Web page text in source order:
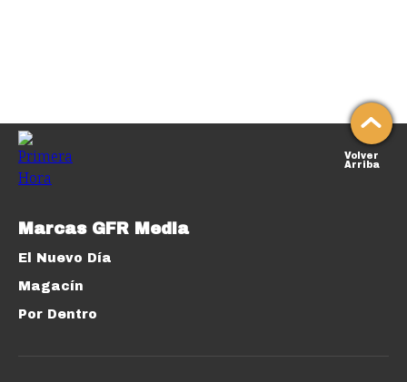
Volver
Arriba
Marcas GFR Media
El Nuevo Día
Magacín
Por Dentro